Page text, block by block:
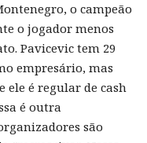
o campeão
o jogador menos
Pavicevic tem 29
empresário, mas
ele é regular de cash
é outra
são